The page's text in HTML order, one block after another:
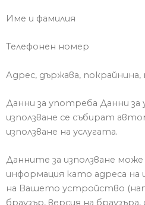
Име и фамилия
Телефонен номер
Адрес, държава, покрайнина,
Данни за употреба Данни
използване се събират
използване на услугата.
Данните за използване
информация като адреса
на Вашето устройство
браузър, версия на